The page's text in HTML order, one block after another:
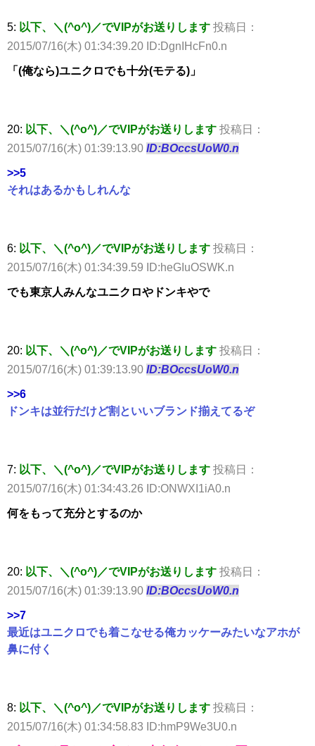
5: 以下、＼(^o^)／でVIPがお送りします 投稿日：
2015/07/16(木) 01:34:39.20 ID:DgnIHcFn0.n
「(俺なら)ユニクロでも十分(モテる)」
20: 以下、＼(^o^)／でVIPがお送りします 投稿日：
2015/07/16(木) 01:39:13.90 ID:BOccsUoW0.n
>>5
それはあるかもしれんな
6: 以下、＼(^o^)／でVIPがお送りします 投稿日：
2015/07/16(木) 01:34:39.59 ID:heGIuOSWK.n
でも東京人みんなユニクロやドンキやで
20: 以下、＼(^o^)／でVIPがお送りします 投稿日：
2015/07/16(木) 01:39:13.90 ID:BOccsUoW0.n
>>6
ドンキは並行だけど割といいブランド揃えてるぞ
7: 以下、＼(^o^)／でVIPがお送りします 投稿日：
2015/07/16(木) 01:34:43.26 ID:ONWXI1iA0.n
何をもって充分とするのか
20: 以下、＼(^o^)／でVIPがお送りします 投稿日：
2015/07/16(木) 01:39:13.90 ID:BOccsUoW0.n
>>7
最近はユニクロでも着こなせる俺カッケーみたいなアホが
鼻に付く
8: 以下、＼(^o^)／でVIPがお送りします 投稿日：
2015/07/16(木) 01:34:58.83 ID:hmP9We3U0.n